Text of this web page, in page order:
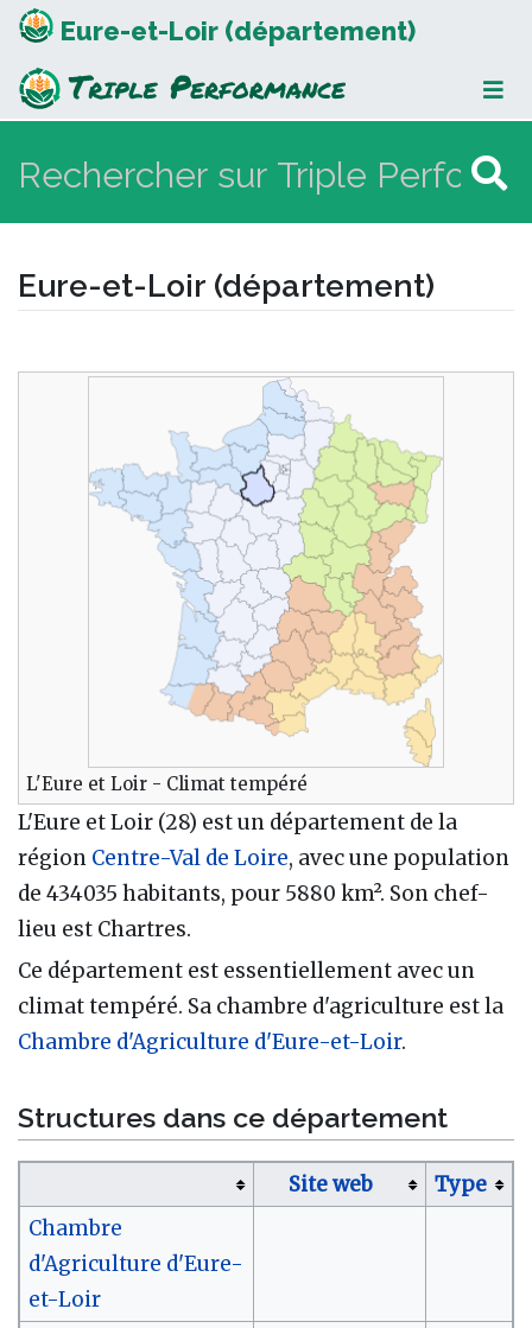
Eure-et-Loir (département)
Eure-et-Loir (département)
L'Eure et Loir - Climat tempéré
L'Eure et Loir (28) est un département de la
région Centre-Val de Loire, avec une population
de 434035 habitants, pour 5880 km². Son chef-
lieu est Chartres.
Ce département est essentiellement avec un
climat tempéré. Sa chambre d'agriculture est la
Chambre d'Agriculture d'Eure-et-Loir.
Structures dans ce département
Site web
Type
Chambre
d'Agriculture d'Eure-
et-Loir